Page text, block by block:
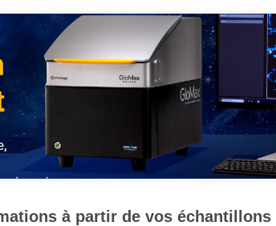
à partir de vos échantillons